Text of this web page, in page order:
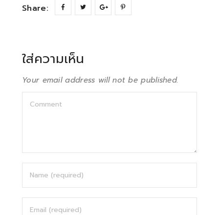
Share:
ใส่ความเห็น
Your email address will not be published.